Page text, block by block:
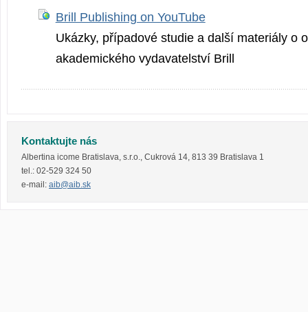
Brill Publishing on YouTube
Ukázky, případové studie a další materiály o
akademického vydavatelství Brill
Kontaktujte nás
Albertina icome Bratislava, s.r.o., Cukrová 14, 813 39 Bratislava 1
tel.: 02-529 324 50
e-mail: aib@aib.sk